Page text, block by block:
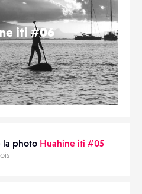
FAVORIS
iti #06
la photo Huahine iti #05